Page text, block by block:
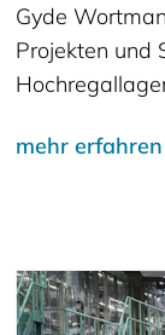
Gyde
Projekten und
mehr erfahren